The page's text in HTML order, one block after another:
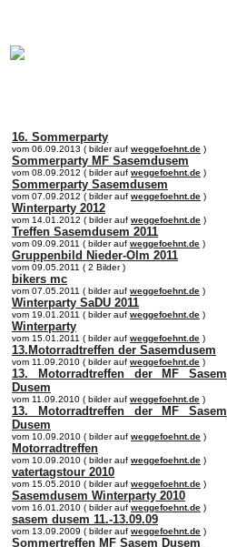
16. Sommerparty
vom 06.09.2013 ( bilder auf weggefoehnt.de )
Sommerparty MF Sasemdusem
vom 08.09.2012 ( bilder auf weggefoehnt.de )
Sommerparty Sasemdusem
vom 07.09.2012 ( bilder auf weggefoehnt.de )
Winterparty 2012
vom 14.01.2012 ( bilder auf weggefoehnt.de )
Treffen Sasemdusem 2011
vom 09.09.2011 ( bilder auf weggefoehnt.de )
Gruppenbild Nieder-Olm 2011
vom 09.05.2011 ( 2 Bilder )
bikers mc
vom 07.05.2011 ( bilder auf weggefoehnt.de )
Winterparty SaDU 2011
vom 19.01.2011 ( bilder auf weggefoehnt.de )
Winterparty
vom 15.01.2011 ( bilder auf weggefoehnt.de )
13.Motorradtreffen der Sasemdusem
vom 11.09.2010 ( bilder auf weggefoehnt.de )
13. Motorradtreffen der MF Sasem
Dusem
vom 11.09.2010 ( bilder auf weggefoehnt.de )
13. Motorradtreffen der MF Sasem
Dusem
vom 10.09.2010 ( bilder auf weggefoehnt.de )
Motorradtreffen
vom 10.09.2010 ( bilder auf weggefoehnt.de )
vatertagstour 2010
vom 15.05.2010 ( bilder auf weggefoehnt.de )
Sasemdusem Winterparty 2010
vom 16.01.2010 ( bilder auf weggefoehnt.de )
sasem dusem 11.-13.09.09
vom 13.09.2009 ( bilder auf weggefoehnt.de )
Sommertreffen MF Sasem Dusem